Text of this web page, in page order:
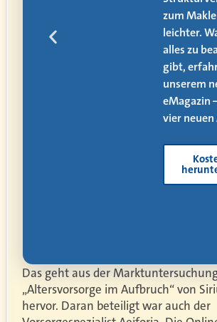
zum
leichter.
alles zu
gibt,
unserem
eMagazin
vier
Das geht aus der
„Altersvorsorge im Aufbruch“ von
hervor. Daran beteiligt war auch der